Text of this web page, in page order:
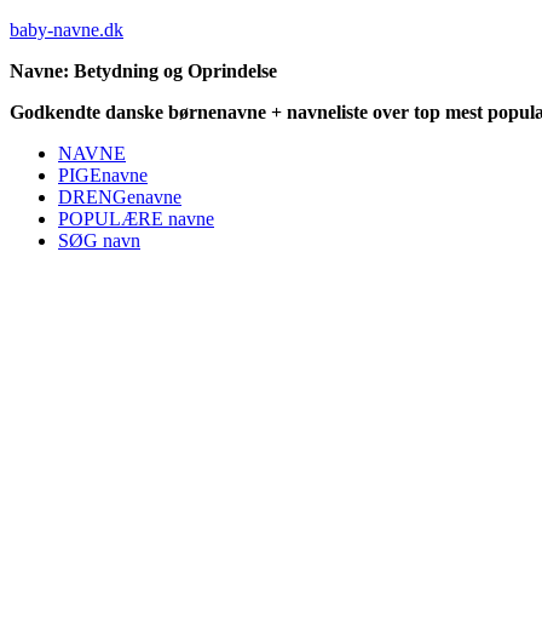
baby-navne.dk
Navne: Betydning og Oprindelse
Godkendte danske børnenavne + navneliste over top mest
NAVNE
PIGEnavne
DRENGenavne
POPULÆRE navne
SØG navn